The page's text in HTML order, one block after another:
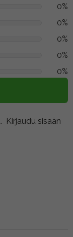
0%
0%
0%
0%
0%
Kirjaudu sisään